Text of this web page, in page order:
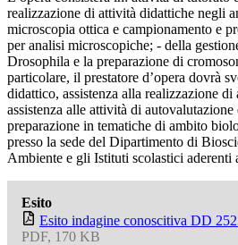
realizzazione di attività didattiche negli
microscopia ottica e campionamento e
per analisi microscopiche; - della
Drosophila e la preparazione di
particolare, il prestatore d’opera dovrà
didattico, assistenza alla realizzazione
assistenza alle attività di
preparazione in tematiche di ambito
presso la sede del Dipartimento di
Ambiente e gli Istituti scolastici aderenti
Esito
Esito indagine conoscitiva DD
PDF, 170 KB